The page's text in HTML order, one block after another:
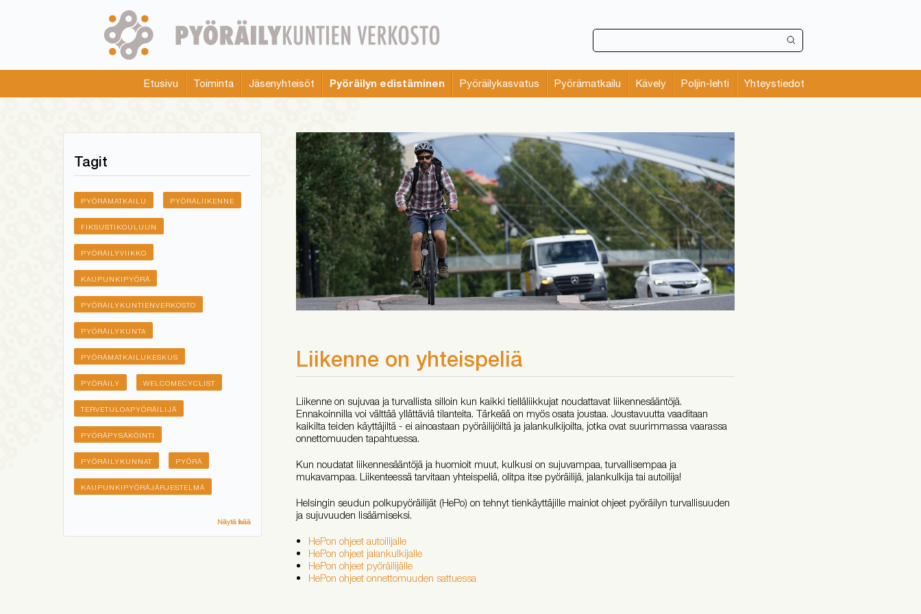
menu
Etusivu Toiminta Jäsenyhteisöt Pyöräilyn edistäminen Pyöräilykasvatus Pyörämatkailu Kävely Poljin-lehti Yhteystiedot
Tagit
PYÖRÄMATKAILU PYÖRÄLIIKENNE
FIKSUSTIKOULUUN
PYÖRÄILYVIIKKO
KAUPUNKIPYÖRÄ
PYÖRÄILYKUNTIENVERKOSTO
PYÖRÄILYKUNTA
PYÖRÄMATKAILUKESKUS
PYÖRÄILY WELCOMECYCLIST
TERVETULOAPYÖRÄILIJÄ
PYÖRÄPYSÄKÖINTI
PYÖRÄILYKUNNAT PYÖRÄ
KAUPUNKIPYÖRÄJÄRJESTELMÄ
Näytä lisää
Liikenne on yhteispeliä
Liikenne on sujuvaa ja turvallista silloin kun kaikki tielläliikkujat noudattavat liikennesääntöjä.
Ennakoinnilla voi välttää yllättäviä tilanteita. Tärkeää on myös osata joustaa. Joustavuutta vaaditaan
kaikilta teiden käyttäjiltä - ei ainoastaan pyöräilijöiltä ja jalankulkijoilta, jotka ovat suurimmassa vaarassa
onnettomuuden tapahtuessa.
Kun noudatat liikennesääntöjä ja huomioit muut, kulkusi on sujuvampaa, turvallisempaa ja
mukavampaa. Liikenteessä tarvitaan yhteispeliä, olitpa itse pyöräilijä, jalankulkija tai autoilija!
Helsingin seudun polkupyöräilijät (HePo) on tehnyt tienkäyttäjille mainiot ohjeet pyöräilyn turvallisuuden
ja sujuvuuden lisäämiseksi.
HePon ohjeet autoilijalle
HePon ohjeet jalankulkijalle
HePon ohjeet pyöräilijälle
HePon ohjeet onnettomuuden sattuessa